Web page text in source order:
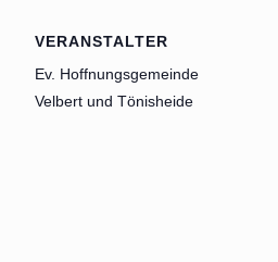
VERANSTALTER
Ev. Hoffnungsgemeinde
Velbert und Tönisheide